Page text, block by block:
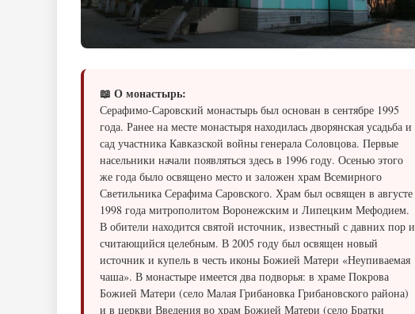
📖 О монастырь:
Серафимо-Саровский монастырь был основан в сентябре 1995
года. Ранее на месте монастыря находилась дворянская усадьба и
сад участника Кавказской войны генерала Соловцова. Первые
насельники начали появляться здесь в 1996 году. Осенью этого
же года было освящено место и заложен храм Всемирного
Светильника Серафима Саровского. Храм был освящен в августе
1998 года митрополитом Воронежским и Липецким Мефодием.
В обители находится святой источник, известный с давних пор и
считающийся целебным. В 2005 году был освящен новый
источник и купель в честь иконы Божией Матери «Неупиваемая
чаша». В монастыре имеется два подворья: в храме Покрова
Божией Матери (село Малая Грибановка Грибановского района)
и в церкви Введения во храм Божией Матери (село Братки